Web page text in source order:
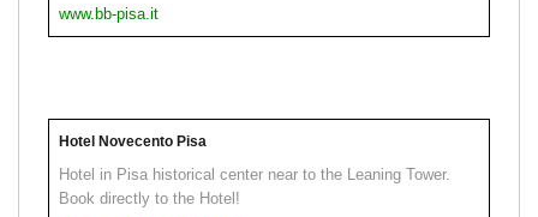
www.bb-pisa.it
Hotel Novecento Pisa
Hotel in Pisa historical center near to the Leaning Tower.
Book directly to the Hotel!